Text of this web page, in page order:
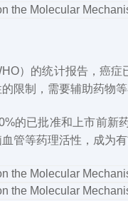
）的统计报告，癌
限制，需要辅助药物等
的已批准和上市前新
管等药理活性，成为有